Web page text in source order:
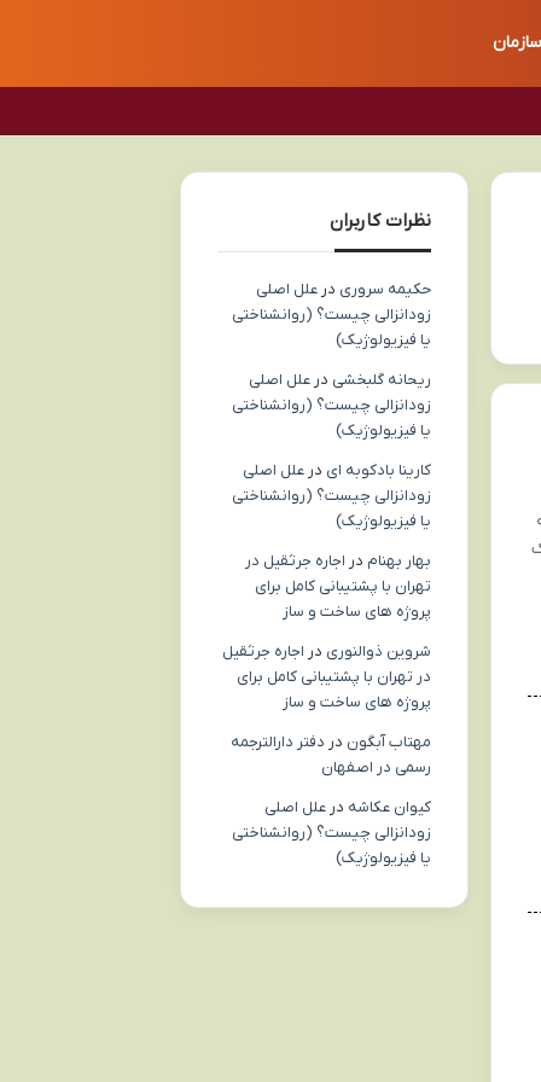
سازمان
نظرات کاربران
حکیمه سروری در علل اصلی
زودانزالی چیست؟ (روانشناختی
یا فیزیولوژیک)
ریحانه گلبخشی در علل اصلی
زودانزالی چیست؟ (روانشناختی
یا فیزیولوژیک)
کارینا بادکوبه ای در علل اصلی
زودانزالی چیست؟ (روانشناختی
یا فیزیولوژیک)
بهار بهنام در اجاره جرثقیل در
تهران با پشتیبانی کامل برای
پروژه های ساخت و ساز
شروین ذوالنوری در اجاره جرثقیل
در تهران با پشتیبانی کامل برای
پروژه های ساخت و ساز
مهتاب آبگون در دفتر دارالترجمه
رسمی در اصفهان
کیوان عکاشه در علل اصلی
زودانزالی چیست؟ (روانشناختی
یا فیزیولوژیک)